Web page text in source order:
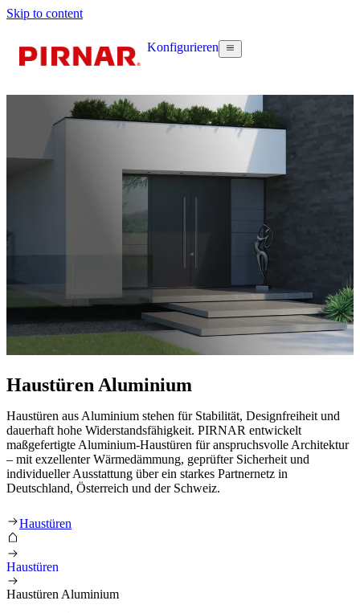
Skip to content
Konfigurieren
Haustüren Aluminium
Haustüren aus Aluminium stehen für Stabilität, Designfreiheit und
dauerhaft hohe Widerstandsfähigkeit. PIRNAR entwickelt
maßgefertigte Aluminium-Haustüren für anspruchsvolle Architektur
– mit exzellenter Wärmedämmung, geprüfter Sicherheit und
individueller Ausstattung über ein starkes Partnernetz in
Deutschland, Österreich und der Schweiz.
Haustüren Aluminium
Haustüren
Haustüren
Haustüren Aluminium